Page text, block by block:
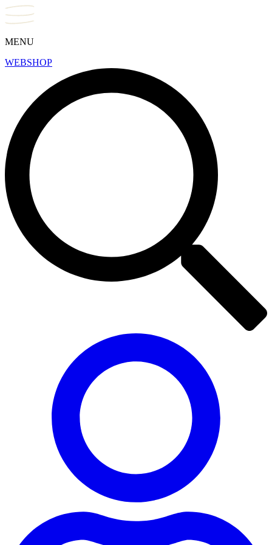
MENU
WEBSHOP